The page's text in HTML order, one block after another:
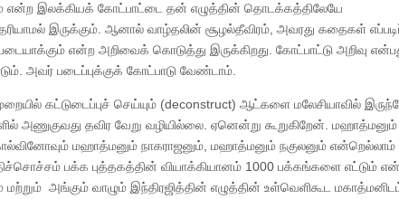
என்ற இலக்கியக் கோட்பாட்டை தன் எழுத்தின் தொடக்கத்திலேயே
இருக்கும். ஆனால் வாழ்தலின் சூழல்தீவிரம், அவரது கதைகள்
என்ற அறிவைக் கொடுத்து இருக்கிறது. கோட்பாட்டு அறிவு
அவர் படைப்புக்குக் கோட்பாடு வேண்டாம்.
கட்டுடைப்புச் செய்யும் (deconstruct) ஆட்களை மலேசியாவில்
தவிர வேறு வழியில்லை. ஏனென்று கூறுகிறேன். மஹாத்மனும்
மஹாத்மனும் நாகராஜனும், மஹாத்மனும் நகுலனும் என்றெல்லாம்
பக்க புத்தகத்தின் வியாக்கியானம் 1000 பக்கங்களை எட்டும்
அங்கும் வாழும் இந்திரஜித்தின் எழுத்தின் உள்வெளிகூட